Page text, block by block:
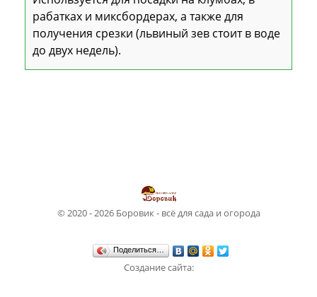
рабатках и миксбордерах, а также для
получения срезки (львиный зев стоит в воде
до двух недель).
© 2020 - 2026 Боровик - всё для сада и огорода
Поделиться…
Создание сайта: